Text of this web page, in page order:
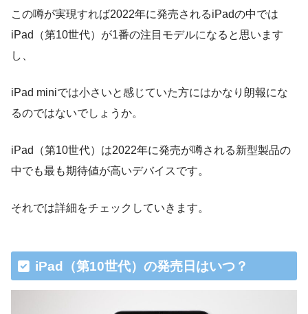
この噂が実現すれば2022年に発売されるiPadの中では
iPad（第10世代）が1番の注目モデルになると思います
し、
iPad miniでは小さいと感じていた方にはかなり朗報にな
るのではないでしょうか。
iPad（第10世代）は2022年に発売が噂される新型製品の
中でも最も期待値が高いデバイスです。
それでは詳細をチェックしていきます。
iPad（第10世代）の発売日はいつ？